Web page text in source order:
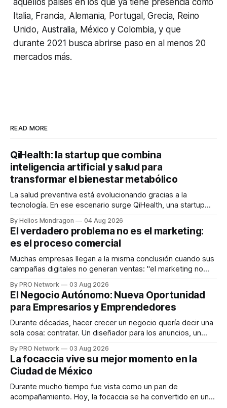
Italia, Francia, Alemania, Portugal, Grecia, Reino
Unido, Australia, México y Colombia, y que
durante 2021 busca abrirse paso en al menos 20
mercados más.
READ MORE
QiHealth: la startup que combina
inteligencia artificial y salud para
transformar el bienestar metabólico
La salud preventiva está evolucionando gracias a la
tecnología. En ese escenario surge QiHealth, una startup
dispositivos inteligentes, inteligencia artificial y monitoreo
en tiempo real para ayudar a las personas a tomar mejores
decisiones sobre su salud metabólica. Su propuesta busca
responder
By Helios Mondragon 04 Aug 2026
El verdadero problema no es el marketing:
es el proceso comercial
Muchas empresas llegan a la misma conclusión cuando sus
campañas digitales no generan ventas: "el marketing no
INTERIUS, el problema suele estar en otro lugar. Durante
una entrevista para el podcast SER PRO, el especialista en
marketing digital explicó que
By PRO Network 03 Aug 2026
El Negocio Autónomo: Nueva Oportunidad
para Empresarios y Emprendedores
Durante décadas, hacer crecer un negocio quería decir una
sola cosa: contratar. Un diseñador para los anuncios, un
para los textos, alguien que supiera de publicidad digital
para encontrar prospectos, un vendedor para atender
llamadas y mensajes, y —con suerte— una persona
By PRO Network 03 Aug 2026
La focaccia vive su mejor momento en la
Ciudad de México
Durante mucho tiempo fue vista como un pan de
acompañamiento. Hoy, la focaccia se ha convertido en uno